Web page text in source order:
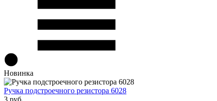
Новинка
Ручка подстроечного резистора 6028
3 руб.